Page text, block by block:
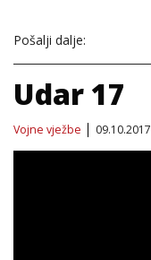
Pošalji dalje:
Udar 17
Vojne vježbe 09.10.2017